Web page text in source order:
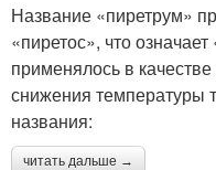
Название «пиретрум»
«пиретос», что
применялось в
снижения температуры
названия:
читать дальше →